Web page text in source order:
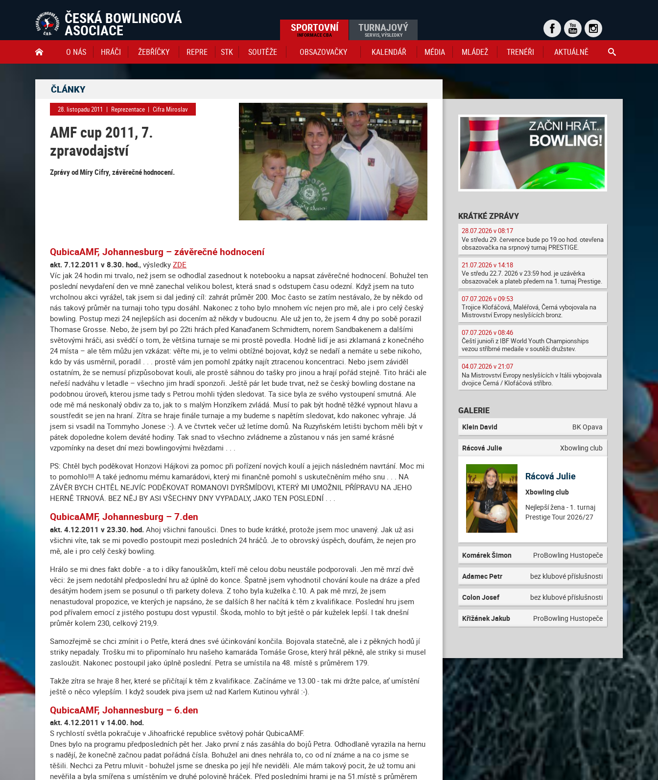
ČESKÁ BOWLINGOVÁ
ASOCIACE SPORTOVNÍ
INFORMACE CBA
TURNAJOVÝ
SERVIS, VÝSLEDKY

 O NÁS HRÁČI ŽEBŘÍČKY REPRE STK SOUTĚŽE OBSAZOVAČKY KALENDÁŘ MÉDIA MLÁDEŽ TRENÉŘI AKTUÁLNĚ
ČLÁNKY
28. listopadu 2011 | Reprezentace | Cifra Miroslav
AMF cup 2011, 7.
zpravodajství
Zprávy od Míry Cifry, závěrečné hodnocení.
QubicaAMF, Johannesburg – závěrečné hodnocení
akt. 7.12.2011 v 8.30. hod., výsledky ZDE
Víc jak 24 hodin mi trvalo, než jsem se odhodlal zasednout k notebooku a napsat závěrečné hodnocení. Bohužel ten
poslední nevydaření den ve mně zanechal velikou bolest, která snad s odstupem času odezní. Když jsem na tuto
vrcholnou akci vyrážel, tak jsem si dal jediný cíl: zahrát průměr 200. Moc často se zatím nestávalo, že by někdo od
nás takový průměr na turnaji toho typu dosáhl. Nakonec z toho bylo mnohem víc nejen pro mě, ale i pro celý český
bowling. Postup mezi 24 nejlepších asi docením až někdy v budoucnu. Ale už jen to, že jsem 4 dny po sobě porazil
Thomase Grosse. Nebo, že jsem byl po 22ti hrách před Kanaďanem Schmidtem, norem Sandbakenem a dalšími
světovými hráči, asi svědčí o tom, že většina turnaje se mi prostě povedla. Hodně lidí je asi zklamaná z konečného
24 místa – ale těm můžu jen vzkázat: věřte mi, je to velmi obtížné bojovat, když se nedaří a nemáte u sebe nikoho,
kdo by vás usměrnil, poradil . . . prostě vám jen pomohl zpátky najít ztracenou koncentraci. Nebo jsem záviděl
ostatním, že se nemusí přizpůsobovat kouli, ale prostě sáhnou do tašky pro jinou a hrají pořád stejně. Tito hráči ale
neřeší nadváhu v letadle – všechno jim hradí sponzoři. Ještě pár let bude trvat, než se český bowling dostane na
podobnou úroveň, kterou jsme tady s Petrou mohli týden sledovat. Ta sice byla ze svého vystoupení smutná. Ale
ode mě má neskonalý obdiv za to, jak to s malým Honzíkem zvládá. Musí to pak být hodně těžké vypnout hlavu a
soustředit se jen na hraní. Zítra se hraje finále turnaje a my budeme s napětím sledovat, kdo nakonec vyhraje. Já
jsem si vsadil na Tommyho Jonese :-). A ve čtvrtek večer už letíme domů. Na Ruzyňském letišti bychom měli být v
pátek dopoledne kolem deváté hodiny. Tak snad to všechno zvládneme a zůstanou v nás jen samé krásné
vzpomínky na deset dní mezi bowlingovými hvězdami . . .
PS: Chtěl bych poděkovat Honzovi Hájkovi za pomoc při pořízení nových koulí a jejich následném navrtání. Moc mi
to pomohlo!!! A také jednomu mému kamarádovi, který mi finančně pomohl s uskutečněním mého snu . . . NA
ZÁVĚR BYCH CHTĚL NEJVÍC PODĚKOVAT ROMANOVI DYRŠMÍDOVI, KTERÝ MI UMOŽNIL PŘÍPRAVU NA JEHO
HERNĚ TRNOVÁ. BEZ NĚJ BY ASI VŠECHNY DNY VYPADALY, JAKO TEN POSLEDNÍ . . .
QubicaAMF, Johannesburg – 7.den
akt. 4.12.2011 v 23.30. hod. Ahoj všichni fanoušci. Dnes to bude krátké, protože jsem moc unavený. Jak už asi
všichni víte, tak se mi povedlo postoupit mezi posledních 24 hráčů. Je to obrovský úspěch, doufám, že nejen pro
mě, ale i pro celý český bowling.
Hrálo se mi dnes fakt dobře - a to i díky fanouškům, kteří mě celou dobu neustále podporovali. Jen mě mrzí dvě
věci: že jsem nedotáhl předposlední hru až úplně do konce. Špatně jsem vyhodnotil chování koule na dráze a před
desátým hodem jsem se posunul o tři parkety doleva. Z toho byla kuželka č.10. A pak mě mrzí, že jsem
nenastudoval propozice, ve kterých je napsáno, že se dalších 8 her načítá k těm z kvalifikace. Poslední hru jsem
pod přívalem emocí z jistého postupu dost vypustil. Škoda, mohlo to být ještě o pár kuželek lepší. I tak dnešní
průměr kolem 230, celkový 219,9.
Samozřejmě se chci zmínit i o Petře, která dnes své účinkování končila. Bojovala statečně, ale i z pěkných hodů jí
striky nepadaly. Trošku mi to připomínalo hru našeho kamaráda Tomáše Grose, který hrál pěkně, ale striky si musel
zasloužit. Nakonec postoupil jako úplně poslední. Petra se umístila na 48. místě s průměrem 179.
Takže zítra se hraje 8 her, které se přičítají k těm z kvalifikace. Začínáme ve 13.00 - tak mi držte palce, ať umístění
ještě o něco vylepším. I když soudek piva jsem už nad Karlem Kutinou vyhrál :-).
QubicaAMF, Johannesburg – 6.den
akt. 4.12.2011 v 14.00. hod.
S rychlostí světla pokračuje v Jihoafrické republice světový pohár QubicaAMF.
Dnes bylo na programu předposledních pět her. Jako první z nás zasáhla do bojů Petra. Odhodlaně vyrazila na hernu
s nadějí, že konečně začnou padat pořádná čísla. Bohužel ani dnes nehrála to, co od ní známe a na co jsme se
těšili. Nechci za Petru mluvit - bohužel jsme se dneska po její hře neviděli. Ale mám takový pocit, že už tomu ani
nevěřila a byla smířena s umístěním ve druhé polovině hráček. Před posledními hrami je na 51.místě s průměrem
KRÁTKÉ ZPRÁVY
28.07.2026 v 08:17
Ve středu 29. července bude po 19.oo hod. otevřena
obsazovačka na srpnový turnaj PRESTIGE.
21.07.2026 v 14:18
Ve středu 22.7. 2026 v 23:59 hod. je uzávěrka
obsazovaček a plateb předem na 1. turnaj Prestige.
07.07.2026 v 09:53
Trojice Klofáčová, Maléřová, Černá vybojovala na
Mistrovství Evropy neslyšících bronz.
07.07.2026 v 08:46
Čeští junioři z IBF World Youth Championships
vezou stříbrné medaile v soutěži družstev.
04.07.2026 v 21:07
Na Mistrovství Evropy neslyšících v Itálii vybojovala
dvojice Černá / Klofáčová stříbro.
GALERIE
Klein David BK Opava
Rácová Julie Xbowling club
Rácová Julie
Xbowling club
Nejlepší žena - 1. turnaj
Prestige Tour 2026/27
Komárek Šimon ProBowling Hustopeče
Adamec Petr bez klubové příslušnosti
Colon Josef bez klubové příslušnosti
Křižánek Jakub ProBowling Hustopeče